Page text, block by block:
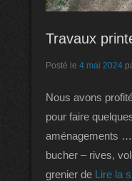
Travaux
Posté le 4 mai 2024
Nous avons
pour faire
aménagements …
bucher – rives,
grenier de Lire la